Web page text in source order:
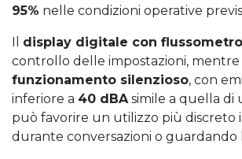
95% nelle condizioni operative
Il display digitale con flussometro
controllo delle impostazioni, mentre
funzionamento silenzioso, con
inferiore a 40 dBA simile a quella di
può favorire un utilizzo più discreto
durante conversazioni o guardando